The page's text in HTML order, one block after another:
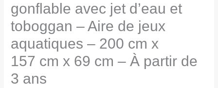
gonflable avec jet d’eau et
toboggan – Aire de jeux
aquatiques – 200 cm x
157 cm x 69 cm – À partir de
3 ans